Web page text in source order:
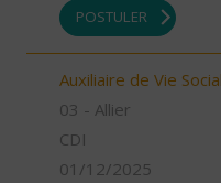
POSTULER
Auxiliaire de Vie
03 - Allier
CDI
01/12/2025